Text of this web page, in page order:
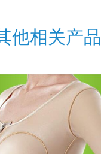
他相关产品